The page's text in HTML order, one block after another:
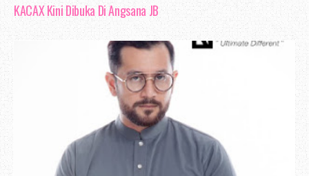
KACAX Kini Dibuka Di Angsana JB